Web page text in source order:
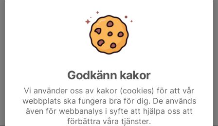
Godkänn kakor
Vi använder oss av kakor (cookies) för att vår
webbplats ska fungera bra för dig. De används
även för webbanalys i syfte att hjälpa oss att
förbättra våra tjänster.